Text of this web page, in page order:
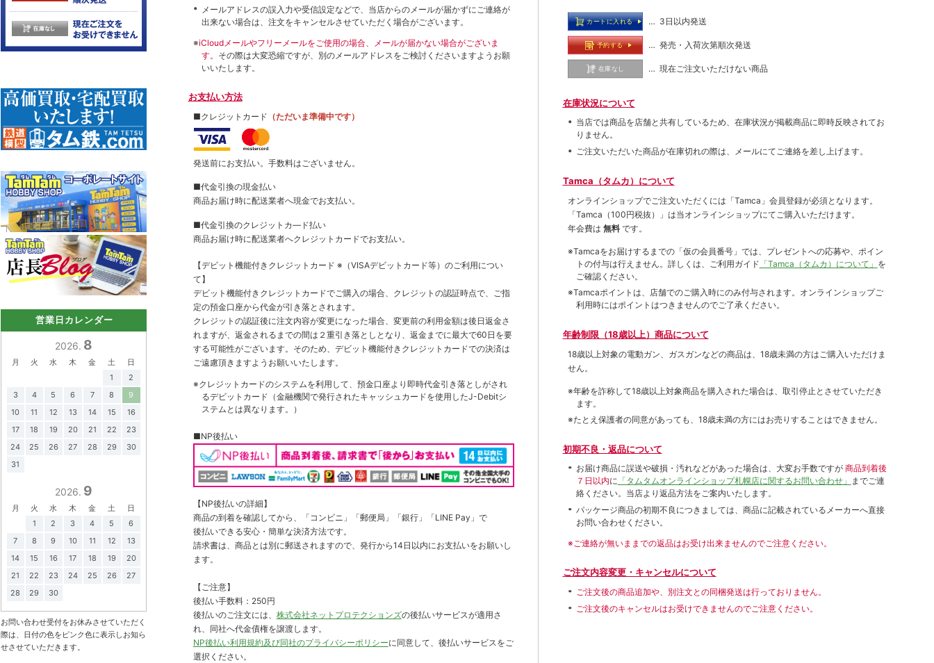
メールアドレスの誤入力や受信設定などで、当店からのメールが届かずにご連絡が
出来ない場合は、注文をキャンセルさせていただく場合がございます。
※iCloudメールやフリーメールをご使用の場合、メールが届かない場合がございま
す。 その際は大変恐縮ですが、別のメールアドレスをご検討くださいますようお願
いいたします。
お支払い方法
■クレジットカード （ただいま準備中です）
発送前にお支払い。手数料はございません。
■代金引換の現金払い
商品お届け時に配送業者へ現金でお支払い。
■代金引換のクレジットカ―ド払い
商品お届け時に配送業者へクレジットカードでお支払い。
【デビット機能付きクレジットカード ※（VISAデビットカード等） のご利用につい
て】
デビット機能付きクレジットカードでご購入の場合、クレジットの認証時点で、ご指
定の預金口座から代金が引き落とされます。
クレジットの認証後に注文内容が変更になった場合、変更前の利用金額は後日返金さ
れますが、返金されるまでの間は２重引き落としとなり、返金までに最大で60日を要
する可能性がございます。そのため、デビット機能付きクレジットカードでの決済は
ご遠慮頂きますようお願いいたします。
※クレジットカードのシステムを利用して、預金口座より即時代金引き落としがされ
るデビットカード（金融機関で発行されたキャッシュカードを使用したJ-Debitシ
ステムとは異なります。）
■NP後払い
【NP後払いの詳細】
商品の到着を確認してから、「コンビニ」「郵便局」「銀行」「LINE Pay」で
後払いできる安心・簡単な決済方法です。
請求書は、商品とは別に郵送されますので、発行から14日以内にお支払いをお願いし
ます。
【ご注意】
後払い手数料：250円
後払いのご注文には、 株式会社ネットプロテクションズの後払いサービスが適用さ
れ、同社へ代金債権を譲渡します。
NP後払い利用規約及び同社のプライバシーポリシーに同意して、後払いサービスをご
選択ください。
カートに入れる … 3日以内発送
予約する … 発売・入荷次第順次発送
在庫なし … 現在ご注文いただけない商品
在庫状況について
当店では商品を店舗と共有しているため、在庫状況が掲載商品に即時反映されてお
りません。
ご注文いただいた商品が在庫切れの際は、メールにてご連絡を差し上げます。
Tamca（タムカ）について
オンラインショップでご注⽂いただくには「Tamca」会員登録が必須となります。
「Tamca （100円税抜）
」は当オンラインショップにてご購⼊いただけます。
年会費は 無料 です。
※Tamcaをお届けするまでの「仮の会員番号」では、プレゼントへの応募や、ポイン
トの付与は⾏えません。詳しくは、ご利⽤ガイド 「Tamca（タムカ）について」 を
ご確認ください。
※Tamcaポイントは、店舗でのご購⼊時にのみ付与されます。オンラインショップご
利用時にはポイントはつきませんのでご了承ください。
年齢制限（18歳以上）商品について
18歳以上対象の電動ガン、ガスガンなどの商品は、18歳未満の方はご購入いただけま
せん。
※年齢を詐称して18歳以上対象商品を購入された場合は、取引停止とさせていただき
ます。
※たとえ保護者の同意があっても、18歳未満の方にはお売りすることはできません。
初期不良・返品について
お届け商品に誤送や破損・汚れなどがあった場合は、大変お手数ですが 商品到着後
７日以内に 「タムタムオンラインショップ札幌店に関するお問い合わせ」 までご連
絡ください。当店より返品方法をご案内いたします。
パッケージ商品の初期不良につきましては、商品に記載されているメーカーへ直接
お問い合わせください。
※ご連絡が無いままでの返品はお受け出来ませんのでご注意ください。
ご注文内容変更・キャンセルについて
ご注文後の商品追加や、別注文との同梱発送は行っておりません。
ご注文後のキャンセルはお受けできませんのでご注意ください。
営業日カレンダー
2026. 8
月 火 水 木 金 土
日
1
2
3
4 5 6 7 8
9
10
11 12 13 14 15
16
17
18 19 20 21 22
23
24
25 26 27 28 29
30
31
2026. 9
月 火 水 木 金 土
日
1
2 3 4 5
6
7
8 9 10 11 12
13
14
15 16 17 18 19
20
21
22 23 24 25 26
27
28
29 30
お問い合わせ受付をお休みさせていただく
際は、日付の色をピンク色に表示しお知ら
せさせていただきます。